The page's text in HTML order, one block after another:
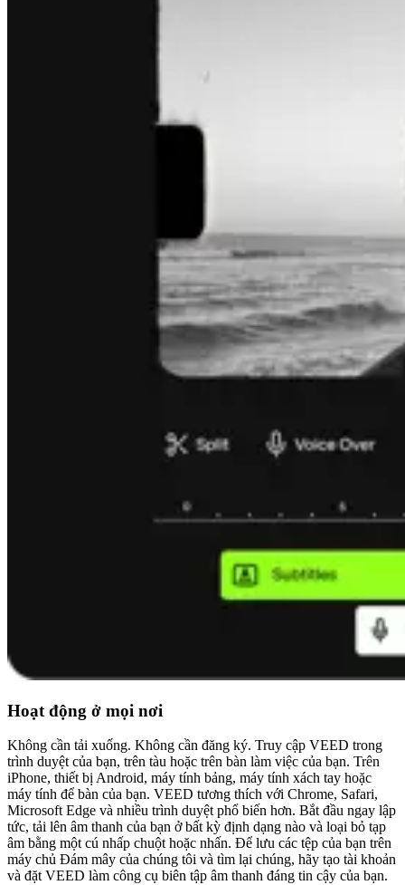
Hoạt động ở mọi nơi
Không cần tải xuống. Không cần đăng ký. Truy cập VEED trong
trình duyệt của bạn, trên tàu hoặc trên bàn làm việc của bạn. Trên
iPhone, thiết bị Android, máy tính bảng, máy tính xách tay hoặc
máy tính để bàn của bạn. VEED tương thích với Chrome, Safari,
Microsoft Edge và nhiều trình duyệt phổ biến hơn. Bắt đầu ngay lập
tức, tải lên âm thanh của bạn ở bất kỳ định dạng nào và loại bỏ tạp
âm bằng một cú nhấp chuột hoặc nhấn. Để lưu các tệp của bạn trên
máy chủ Đám mây của chúng tôi và tìm lại chúng, hãy tạo tài khoản
và đặt VEED làm công cụ biên tập âm thanh đáng tin cậy của bạn.